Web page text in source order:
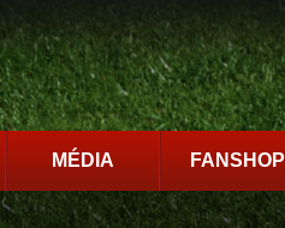
MÉDIA FANSHOP